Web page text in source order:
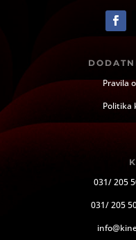
Pravila
Politika
031/ 205
031/ 205